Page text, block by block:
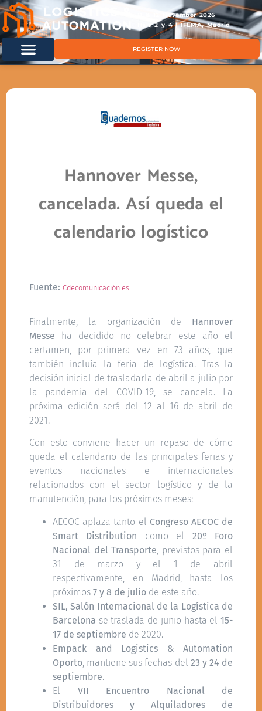
11 & 12 November 2026
Hals 2 y 4 | IFEMA, Madrid
REGISTER NOW
Hannover Messe,
cancelada. Así queda el
calendario logístico
Fuente: Cdecomunicación.es
Finalmente, la organización de Hannover
Messe ha decidido no celebrar este año el
certamen, por primera vez en 73 años, que
también incluía la feria de logística. Tras la
decisión inicial de trasladarla de abril a julio por
la pandemia del COVID-19, se cancela. La
próxima edición será del 12 al 16 de abril de
2021.
Con esto conviene hacer un repaso de cómo
queda el calendario de las principales ferias y
eventos nacionales e internacionales
relacionados con el sector logístico y de la
manutención, para los próximos meses:
AECOC aplaza tanto el Congreso AECOC de
Smart Distribution como el 20º Foro
Nacional del Transporte , previstos para el
31 de marzo y el 1 de abril
respectivamente, en Madrid, hasta los
próximos 7 y 8 de julio de este año.
SIL, Salón Internacional de la Logística de
Barcelona se traslada de junio hasta el 15-
17 de septiembre de 2020.
Empack and Logistics & Automation
Oporto , mantiene sus fechas del 23 y 24 de
septiembre.
El VII Encuentro Nacional de
Distribuidores y Alquiladores de